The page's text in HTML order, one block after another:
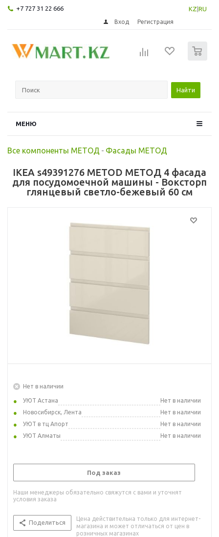
+7 727 31 22 666 KZ RU
Вход Регистрация
Найти
МЕНЮ
Все компоненты МЕТОД - Фасады МЕТОД
IKEA s49391276 METOD МЕТОД 4 фасада
для посудомоечной машины - Воксторп
глянцевый светло-бежевый 60 см
Нет в наличии
УЮТ Астана
Нет в наличии
Новосибирск, Лента
Нет в наличии
УЮТ в тц Апорт
Нет в наличии
УЮТ Алматы
Нет в наличии
Под заказ
Наши менеджеры обязательно свяжутся с вами и уточнят
условия заказа
Поделиться
Цена действительна только для интернет-
магазина и может отличаться от цен в
розничных магазинах